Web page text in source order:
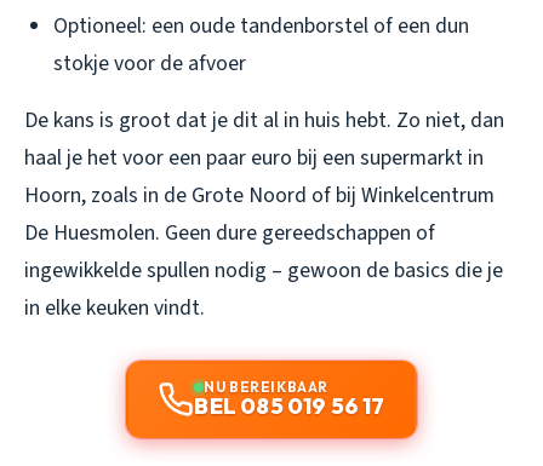
Optioneel: een oude tandenborstel of een dun
stokje voor de afvoer
De kans is groot dat je dit al in huis hebt. Zo niet, dan
haal je het voor een paar euro bij een supermarkt in
Hoorn, zoals in de Grote Noord of bij Winkelcentrum
De Huesmolen. Geen dure gereedschappen of
ingewikkelde spullen nodig – gewoon de basics die je
in elke keuken vindt.
NU BEREIKBAAR
BEL 085 019 56 17